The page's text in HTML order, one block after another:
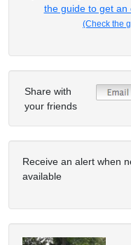
the guide to get an
(Check the
Share with
your friends
Receive an alert when
available